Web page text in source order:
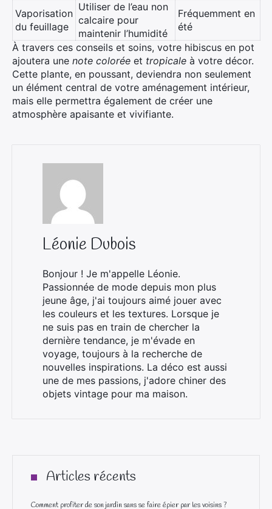
Vaporisation
du feuillage
Utiliser de l’eau non
calcaire pour
maintenir l’humidité
Fréquemment en
été
À travers ces conseils et soins, votre hibiscus en pot
ajoutera une note colorée et tropicale à votre décor.
Cette plante, en poussant, deviendra non seulement
un élément central de votre aménagement intérieur,
mais elle permettra également de créer une
atmosphère apaisante et vivifiante.
Léonie Dubois
Bonjour ! Je m'appelle Léonie.
Passionnée de mode depuis mon plus
jeune âge, j'ai toujours aimé jouer avec
les couleurs et les textures. Lorsque je
ne suis pas en train de chercher la
dernière tendance, je m'évade en
voyage, toujours à la recherche de
nouvelles inspirations. La déco est aussi
une de mes passions, j'adore chiner des
objets vintage pour ma maison.
Articles récents
Comment profiter de son jardin sans se faire épier par les voisins ?